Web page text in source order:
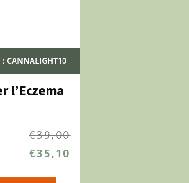
CANNALIGHT10
l’Eczema
€39,00
€35,10